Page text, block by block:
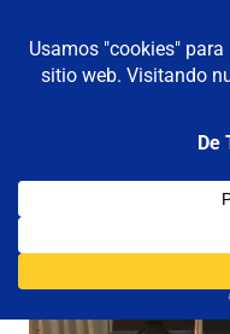
contenido
De todo un
Reflexiones,
Viajes